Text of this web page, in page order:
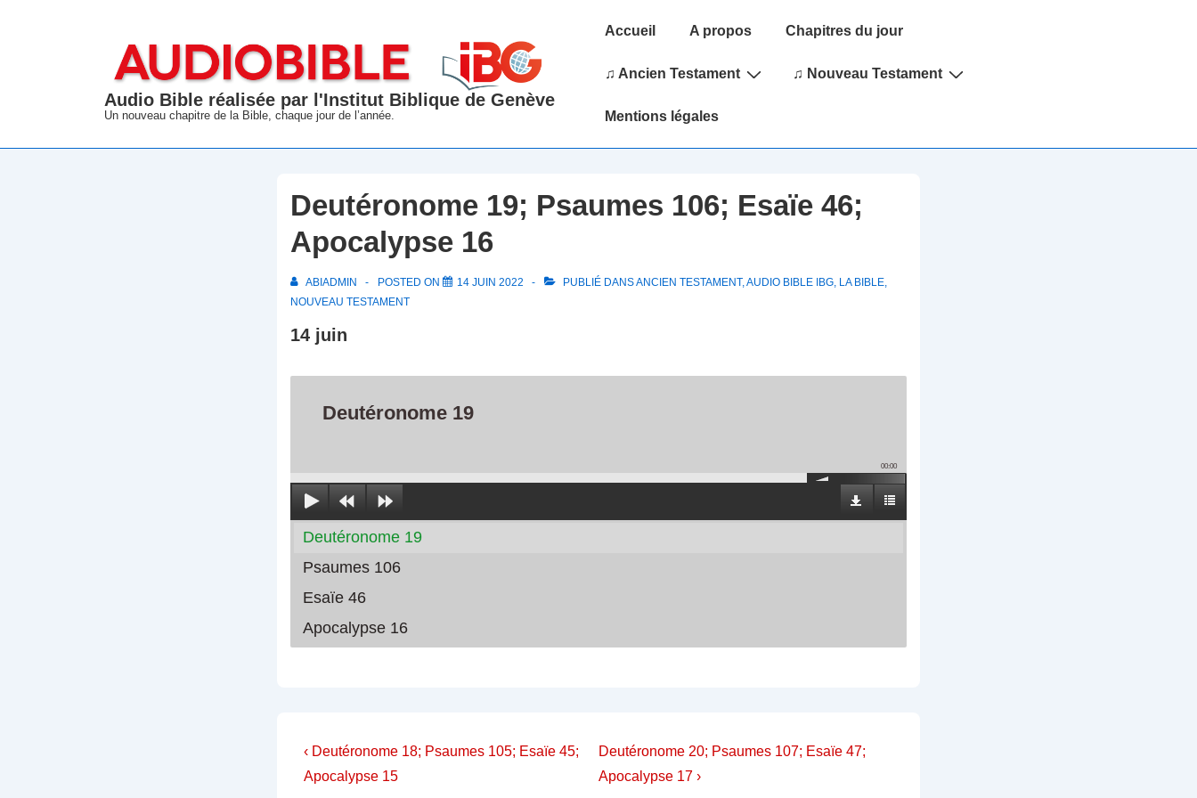
Audio Bible réalisée par l'Institut Biblique de Genève
Un nouveau chapitre de la Bible, chaque jour de l’année.
Main
Accueil A propos Chapitres du jour
♫ Ancien Testament ♫ Nouveau Testament
Mentions légales
Deutéronome 19; Psaumes 106; Esaïe 46;
Apocalypse 16
ABIADMIN POSTED ON 14 JUIN 2022 PUBLIÉ DANSANCIEN TESTAMENT,AUDIO BIBLE IBG, LA BIBLE,
NOUVEAU TESTAMENT
14 juin
Deutéronome 19
00:00
Deutéronome 19
Psaumes 106
Esaïe 46
Apocalypse 16
Navigation
de
Previous
Post
‹ Deutéronome 18; Psaumes 105; Esaïe 45;
Apocalypse 15
Next
Post
Deutéronome 20; Psaumes 107; Esaïe 47;
Apocalypse 17 ›